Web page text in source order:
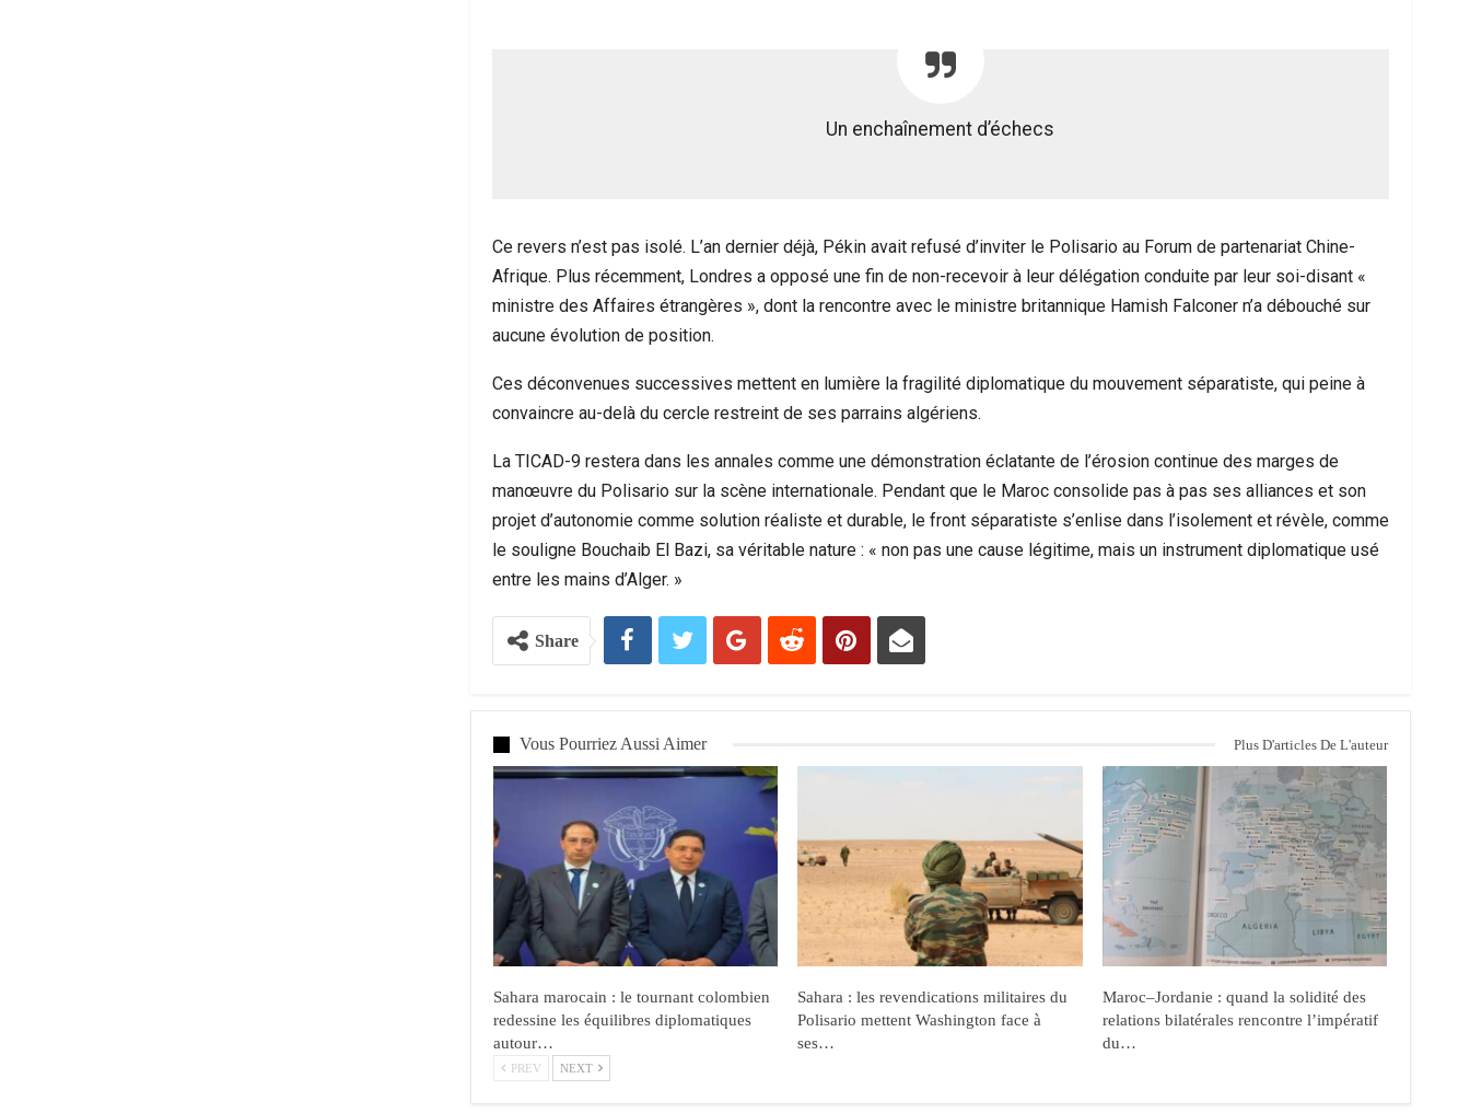
Un enchaînement d’échecs
Ce revers n’est pas isolé. L’an dernier déjà, Pékin avait refusé d’inviter le Polisario au Forum de partenariat Chine-
Afrique. Plus récemment, Londres a opposé une fin de non-recevoir à leur délégation conduite par leur soi-disant «
ministre des Affaires étrangères », dont la rencontre avec le ministre britannique Hamish Falconer n’a débouché sur
aucune évolution de position.
Ces déconvenues successives mettent en lumière la fragilité diplomatique du mouvement séparatiste, qui peine à
convaincre au-delà du cercle restreint de ses parrains algériens.
La TICAD-9 restera dans les annales comme une démonstration éclatante de l’érosion continue des marges de
manœuvre du Polisario sur la scène internationale. Pendant que le Maroc consolide pas à pas ses alliances et son
projet d’autonomie comme solution réaliste et durable, le front séparatiste s’enlise dans l’isolement et révèle, comme
le souligne Bouchaib El Bazi, sa véritable nature : « non pas une cause légitime, mais un instrument diplomatique usé
entre les mains d’Alger. »
Share
Vous Pourriez Aussi Aimer Plus D'articles De L'auteur
Sahara marocain : le tournant colombien
redessine les équilibres diplomatiques
autour…
Sahara : les revendications militaires du
Polisario mettent Washington face à
ses…
Maroc–Jordanie : quand la solidité des
relations bilatérales rencontre l’impératif
du…
PREV NEXT